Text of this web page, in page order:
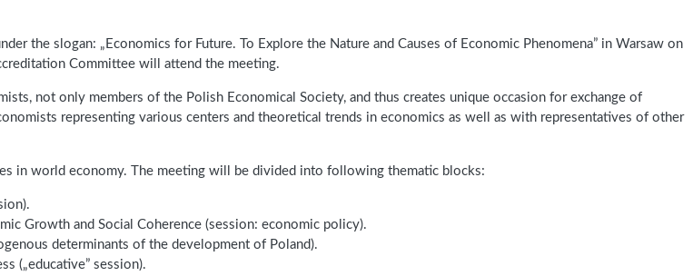
the slogan: „Economics for Future. To Explore the Nature and Causes of Economic Phenomena” in Warsaw on
Committee will attend the meeting.
not only members of the Polish Economical Society, and thus creates unique occasion for exchange of
representing various centers and theoretical trends in economics as well as with representatives of other
in world economy. The meeting will be divided into following thematic blocks:
Growth and Social Coherence (session: economic policy).
determinants of the development of Poland).
(„educative” session).